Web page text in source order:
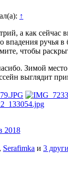
↑
а как сейчас
впадения ручья в
чтобы
Зимой
выглядит
2018
Serafimka и 3